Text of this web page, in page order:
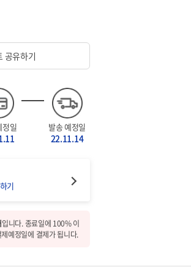
공유하기
정일 발송 예정일
22.11.14
기
입니다. 종료일에 100% 이
예정일에 결제가 됩니다.